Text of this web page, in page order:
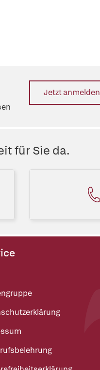
Jetzt anmelden
für Sie da.